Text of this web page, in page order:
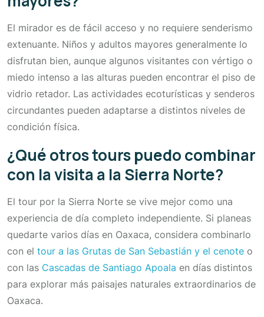
El mirador es de fácil acceso y no requiere senderismo
extenuante. Niños y adultos mayores generalmente lo
disfrutan bien, aunque algunos visitantes con vértigo o
miedo intenso a las alturas pueden encontrar el piso de
vidrio retador. Las actividades ecoturísticas y senderos
circundantes pueden adaptarse a distintos niveles de
condición física.
¿Qué otros tours puedo combinar
con la visita a la Sierra Norte?
El tour por la Sierra Norte se vive mejor como una
experiencia de día completo independiente. Si planeas
quedarte varios días en Oaxaca, considera combinarlo
con el tour a las Grutas de San Sebastián y el cenote o
con las Cascadas de Santiago Apoala en días distintos
para explorar más paisajes naturales extraordinarios de
Oaxaca.